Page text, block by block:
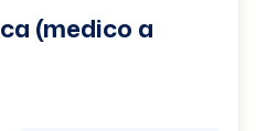
(medico a